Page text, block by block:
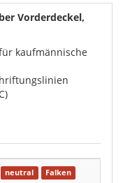
Vorderdeckel,
kaufmännische
neutral Falken